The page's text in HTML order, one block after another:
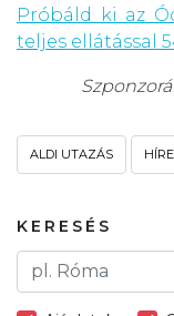
Próbáld ki az
teljes ellátással
ALDI UTAZÁS
KERESÉS